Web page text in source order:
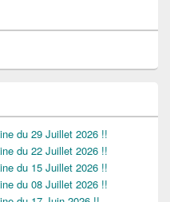
du 29 Juillet 2026 !!
du 22 Juillet 2026 !!
du 15 Juillet 2026 !!
du 08 Juillet 2026 !!